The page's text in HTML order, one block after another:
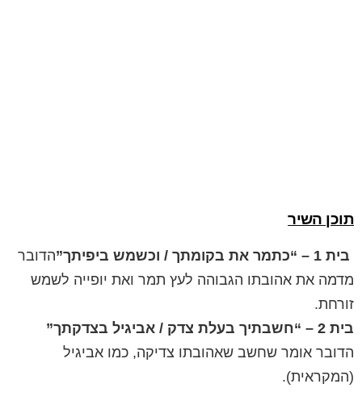
תוכן השיר
בית 1 – “כתמר את בקומתך / וכשמש ביפיתך”
הדובר
מדמה את אהובתו הגבוהה לעץ תמר ואת יופייה לשמש
זורחת.
בית 2 – “חשבתיך בעלת צדק / אביגיל בצדקתך”
הדובר אומר שחשב שאהובתו צדיקה, כמו אביגיל
(המקראית).